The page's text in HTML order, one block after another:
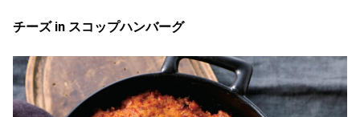
チーズ in スコップハンバーグ